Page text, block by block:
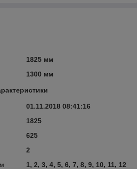
1825 мм
1300 мм
01.11.2018 08:41:16
1825
625
2
1, 2, 3, 4, 5, 6, 7, 8, 9, 10, 11, 12